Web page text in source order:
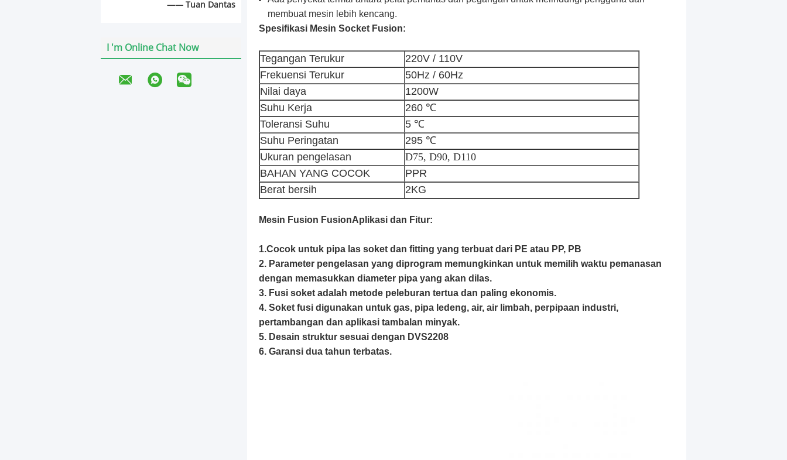
—— Tuan Dantas
I 'm Online Chat Now
membuat mesin lebih kencang.
Spesifikasi Mesin Socket Fusion:
Tegangan Terukur
220V / 110V
Frekuensi Terukur
50Hz / 60Hz
Nilai daya
1200W
Suhu Kerja
260 ℃
Toleransi Suhu
5 ℃
Suhu Peringatan
295 ℃
Ukuran pengelasan
D75, D90, D110
BAHAN YANG COCOK
PPR
Berat bersih
2KG
Mesin Fusion FusionAplikasi dan Fitur:
1.Cocok untuk pipa las soket dan fitting yang terbuat dari PE atau PP, PB
2. Parameter pengelasan yang diprogram memungkinkan untuk memilih waktu pemanasan
dengan memasukkan diameter pipa yang akan dilas.
3. Fusi soket adalah metode peleburan tertua dan paling ekonomis.
4. Soket fusi digunakan untuk gas, pipa ledeng, air, air limbah, perpipaan industri,
pertambangan dan aplikasi tambalan minyak.
5. Desain struktur sesuai dengan DVS2208
6. Garansi dua tahun terbatas.